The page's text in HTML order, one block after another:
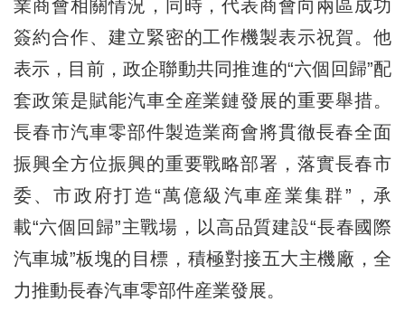
業商會相關情況，同時，代表商會向兩區成功
簽約合作、建立緊密的工作機製表示祝賀。他
表示，目前，政企聯動共同推進的“六個回歸”配
套政策是賦能汽車全産業鏈發展的重要舉措。
長春市汽車零部件製造業商會將貫徹長春全面
振興全方位振興的重要戰略部署，落實長春市
委、市政府打造“萬億級汽車産業集群”，承
載“六個回歸”主戰場，以高品質建設“長春國際
汽車城”板塊的目標，積極對接五大主機廠，全
力推動長春汽車零部件産業發展。